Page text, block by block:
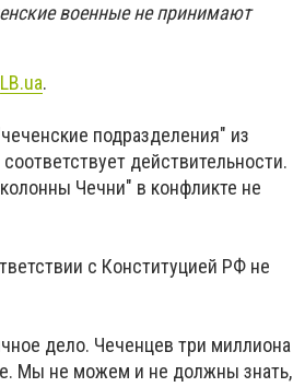
военные не принимают
LB.ua.
подразделения" из
действительности.
Чечни" в конфликте не
с Конституцией РФ не
дело. Чеченцев три миллиона
Мы не можем и не должны знать,